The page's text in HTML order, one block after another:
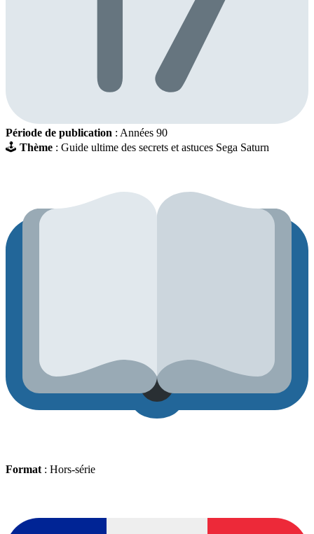
Période de publication : Années 90
🕹 Thème : Guide ultime des secrets et astuces Sega Saturn
Format : Hors-série